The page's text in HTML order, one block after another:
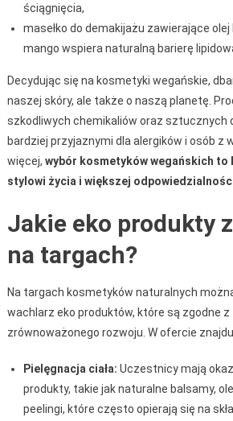
ściągnięcia,
masełko do demakijażu zawierające olej
mango wspiera naturalną barierę
Decydując się na kosmetyki wegańskie,
naszej skóry, ale także o naszą planetę.
szkodliwych chemikaliów oraz sztucznych
bardziej przyjaznymi dla alergików i osób z
więcej, wybór kosmetyków wegańskich to
stylowi życia i większej
Jakie eko produkty
na targach?
Na targach kosmetyków naturalnych
wachlarz eko produktów, które są zgodne z
zrównoważonego rozwoju. W ofercie
Pielęgnacja ciała: Uczestnicy mają
produkty, takie jak naturalne balsamy,
peelingi, które często opierają się na